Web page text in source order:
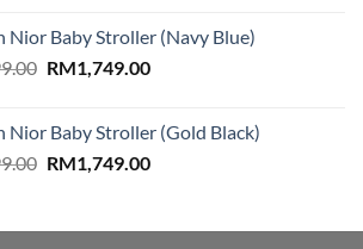
RM2,199.00.RM1,749.00.
Nior Baby Stroller (Navy Blue)
Original
RM2,199.00.
RM1,749.00Current
RM1,749.00.
Nior Baby Stroller (Gold Black)
Original
RM2,199.00.
RM1,749.00Current
RM1,749.00.